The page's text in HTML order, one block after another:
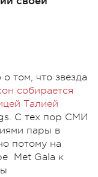
том, что звезда
собирается
Талией
С тех пор СМИ
пары в
потому на
Met Gala к